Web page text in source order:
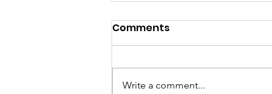
Comments
Write a comment...